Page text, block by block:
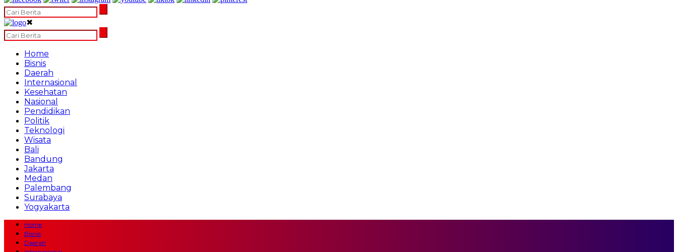
✖
Home
Bisnis
Daerah
Internasional
Kesehatan
Nasional
Pendidikan
Politik
Teknologi
Wisata
Bali
Bandung
Jakarta
Medan
Palembang
Surabaya
Yogyakarta
Home
Bisnis
Daerah